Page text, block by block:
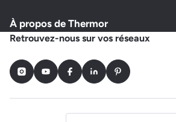
À propos de Thermor
Retrouvez-nous sur vos réseaux
InstagramYoutubeFacebookLinkedInPinterest